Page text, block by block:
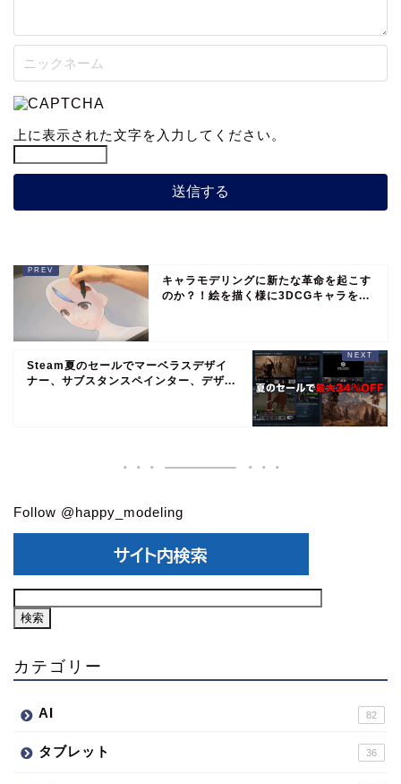
上に表示された文字を入力してください。
キャラモデリングに新たな革命を起こす
のか？！絵を描く様に3DCGキャラを...
Steam夏のセールでマーベラスデザイ
ナー、サブスタンスペインター、デザ...
Follow @happy_modeling
カテゴリー
AI 82
タブレット 36